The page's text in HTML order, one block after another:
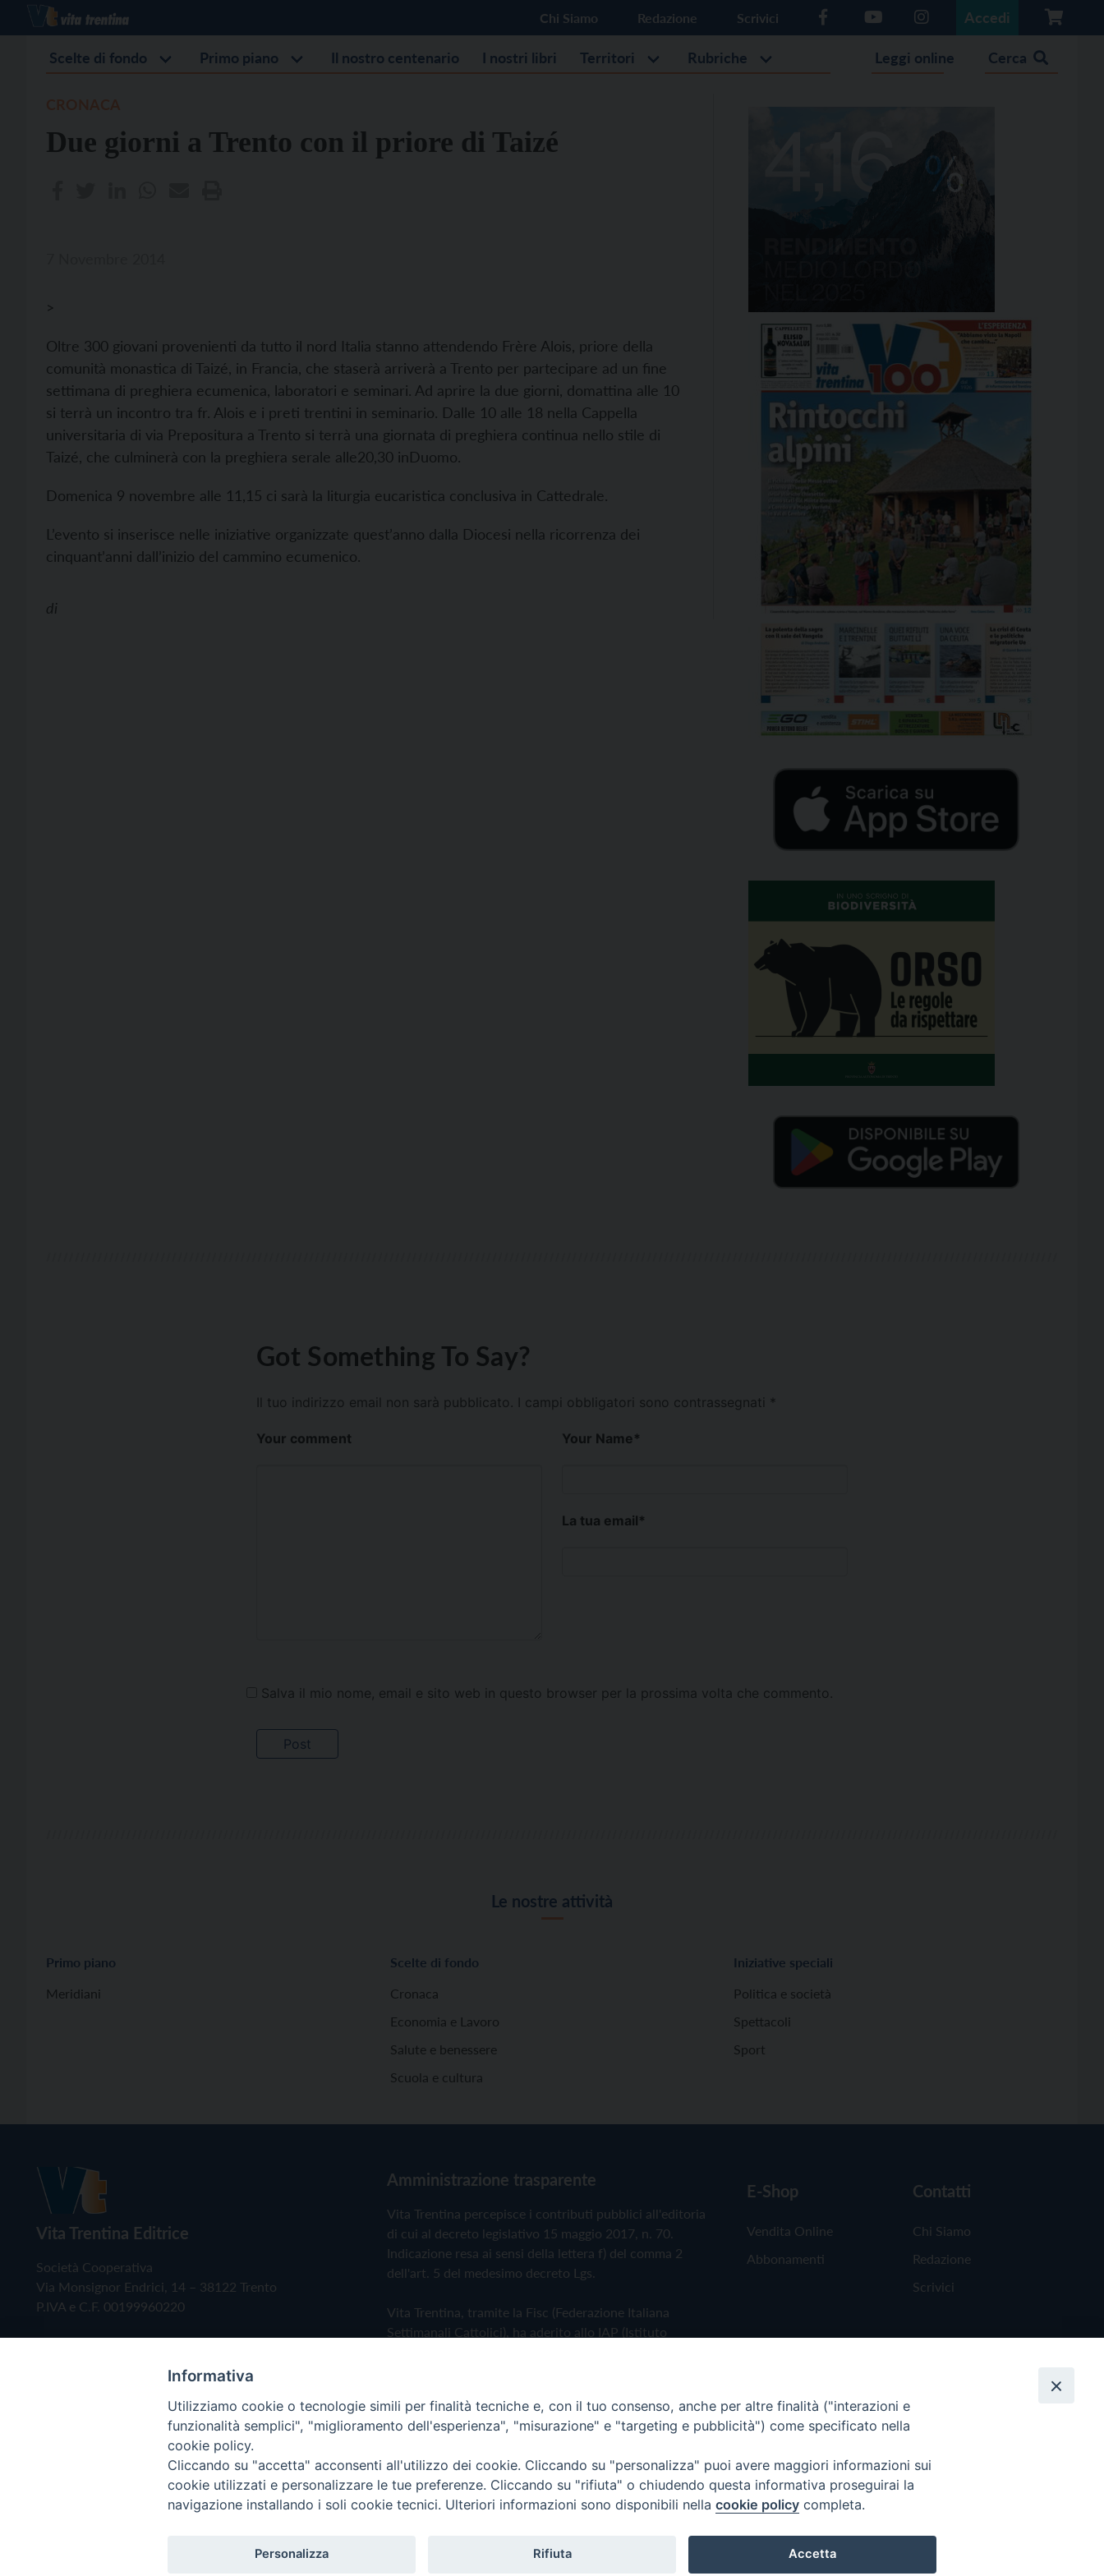
Chi Siamo Redazione Scrivici Accedi
Scelte di fondo Primo piano Il nostro centenario I nostri libri Territori Rubriche Leggi online Cerca
Due giorni a Trento con il priore di Taizé
>
Oltre 300 giovani provenienti da tutto il nord Italia stanno attendendo Frère Alois, priore della
comunità monastica di Taizé, in Francia, che staserà arriverà a Trento per partecipare ad un fine
settimana di preghiera ecumenica, laboratori e seminari. Ad aprire la due giorni, domattina alle 10
si terrà un incontro tra fr. Alois e i preti trentini in seminario. Dalle 10 alle 18 nella Cappella
universitaria di via Prepositura a Trento si terrà una giornata di preghiera continua nello stile di
Taizé, che culminerà con la preghiera serale alle20,30 inDuomo.
Domenica 9 novembre alle 11,15 ci sarà la liturgia eucaristica conclusiva in Cattedrale.
L’evento si inserisce nelle iniziative organizzate quest’anno dalla Diocesi nella ricorrenza dei
cinquant’anni dall’inizio del cammino ecumenico.
di
Got Something To Say?
Il tuo indirizzo email non sarà pubblicato. I campi obbligatori sono contrassegnati *
Your comment Your Name*
La tua email*
Salva il mio nome, email e sito web in questo browser per la prossima volta che commento.
Le nostre attività
Primo piano
Meridiani
Scelte di fondo
Cronaca
Economia e Lavoro
Salute e benessere
Scuola e cultura
Iniziative speciali
Politica e società
Spettacoli
Sport
Vita Trentina Editrice
Società Cooperativa
Via Monsignor Endrici, 14 – 38122 Trento
P.IVA e C.F. 00199960220
Amministrazione trasparente
Vita Trentina percepisce i contributi pubblici all'editoria
di cui al decreto legislativo 15 maggio 2017, n. 70.
Indicazione resa ai sensi della lettera f) del comma 2
dell'art. 5 del medesimo decreto Lgs.
Vita Trentina, tramite la Fisc (Federazione Italiana
Settimanali Cattolici), ha aderito allo IAP (Istituto
Privacy Policy Cookie Policy
E-Shop
Vendita Online
Abbonamenti
Contatti
Chi Siamo
Redazione
Scrivici
Copyright © 2019 - Tutti i diritti riservati - Vita Trentina Editrice
Informativa
Utilizziamo cookie o tecnologie simili per finalità tecniche e, con il tuo consenso, anche per altre finalità ("interazioni e
funzionalità semplici", "miglioramento dell'esperienza", "misurazione" e "targeting e pubblicità") come specificato nella
cookie policy.
Cliccando su "accetta" acconsenti all'utilizzo dei cookie. Cliccando su "personalizza" puoi avere maggiori informazioni sui
cookie utilizzati e personalizzare le tue preferenze. Cliccando su "rifiuta" o chiudendo questa informativa proseguirai la
navigazione installando i soli cookie tecnici. Ulteriori informazioni sono disponibili nella cookie policy completa.
Personalizza Rifiuta Accetta